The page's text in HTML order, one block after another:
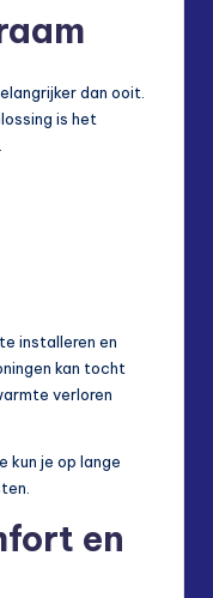
dan ooit.
is het
installeren en
kan tocht
verloren
kun je op lange
en